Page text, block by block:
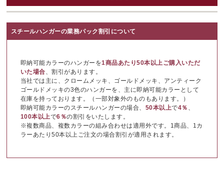
スチールハンガーの業務パック割引について
即納可能カラーのハンガーを1商品あたり50本以上ご購入いただ
いた場合、割引があります。
当社では主に、クロームメッキ、ゴールドメッキ、アンティーク
ゴールドメッキの3色のハンガーを、主に即納可能カラーとして
在庫を持っております。（一部対象外のものもあります。）
即納可能カラーのスチールハンガーの場合、 50本以上で4％ 、
100本以上で6％の割引をいたします。
※複数商品、複数カラーの組み合わせは適用外です。1商品、1カ
ラーあたり50本以上ご注文の場合割引が適用されます。